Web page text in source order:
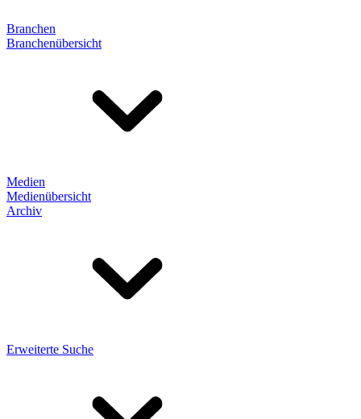
Branchen
Branchenübersicht
Medien
Medienübersicht
Archiv
Erweiterte Suche